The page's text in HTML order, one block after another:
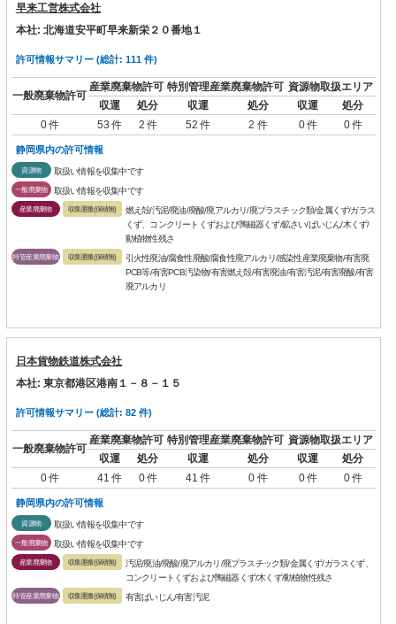
早来工営株式会社
本社: 北海道安平町早来新栄２０番地１
許可情報サマリー (総計: 111 件)
一般廃棄物許可
産業廃棄物許可 特別管理産業廃棄物許可 資源物取扱エリア
収運
処分 収運 処分 収運
処分
0 件
53 件 2 件 52 件 2 件 0 件 0 件
静岡県内の許可情報
資源物 取扱い情報を収集中です
一般廃棄物 取扱い情報を収集中です
産業廃棄物 収集運搬(保積無)
燃え殻/汚泥/廃油/廃酸/廃アルカリ/廃プラスチック類/金属くず/ガラス
くず、コンクリートくずおよび陶磁器くず/鉱さい/ばいじん/木くず/
動植物性残さ
特管産業廃棄物 収集運搬(保積無)
引火性廃油/腐食性廃酸/腐食性廃アルカリ/感染性産業廃棄物/有害廃
PCB等/有害PCB汚染物/有害燃え殻/有害廃油/有害汚泥/有害廃酸/有害
廃アルカリ
日本貨物鉄道株式会社
本社: 東京都港区港南１－８－１５
許可情報サマリー (総計: 82 件)
一般廃棄物許可
産業廃棄物許可 特別管理産業廃棄物許可 資源物取扱エリア
収運
処分 収運 処分 収運
処分
0 件
41 件 0 件 41 件 0 件 0 件 0 件
静岡県内の許可情報
資源物 取扱い情報を収集中です
一般廃棄物 取扱い情報を収集中です
産業廃棄物 収集運搬(保積無)
汚泥/廃油/廃酸/廃アルカリ/廃プラスチック類/金属くず/ガラスくず、
コンクリートくずおよび陶磁器くず/木くず/動植物性残さ
特管産業廃棄物 収集運搬(保積無) 有害ばいじん/有害汚泥